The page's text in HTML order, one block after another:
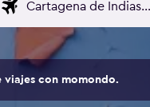
viajes con momondo.